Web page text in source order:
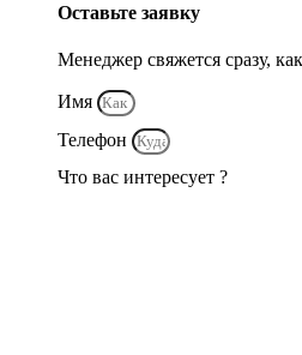
Оставьте заявку
Менеджер свяжется сразу,
Имя
Телефон
Что вас интересует ?